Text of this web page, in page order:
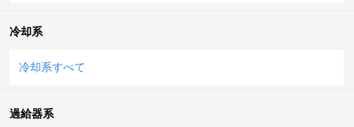
冷却系
冷却系すべて
過給器系